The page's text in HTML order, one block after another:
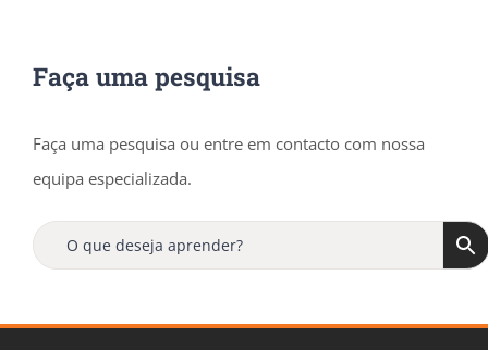
Faça uma pesquisa
Faça uma pesquisa ou entre em contacto com nossa
equipa especializada.